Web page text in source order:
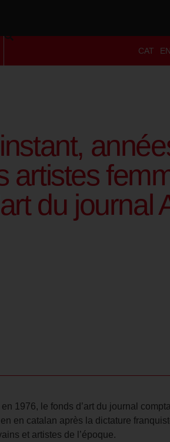
CAT
artistes
du journal
1976, le fonds d’art du journal
en catalan après la dictature
et artistes de l’époque.